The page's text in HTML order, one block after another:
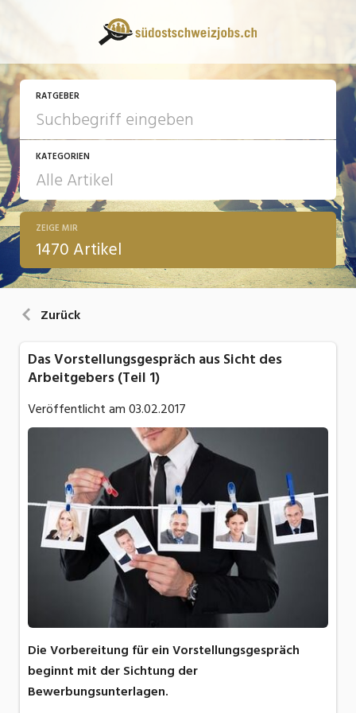
RATGEBER
KATEGORIEN
13 Fragen - 13 Antworten
Arbeit
ZEIGE MIR
1470 Artikel
Zurück
Das Vorstellungsgespräch aus Sicht des
Arbeitgebers (Teil 1)
Veröffentlicht am03.02.2017
Die Vorbereitung für ein Vorstellungsgespräch
beginnt mit der Sichtung der
Bewerbungsunterlagen.